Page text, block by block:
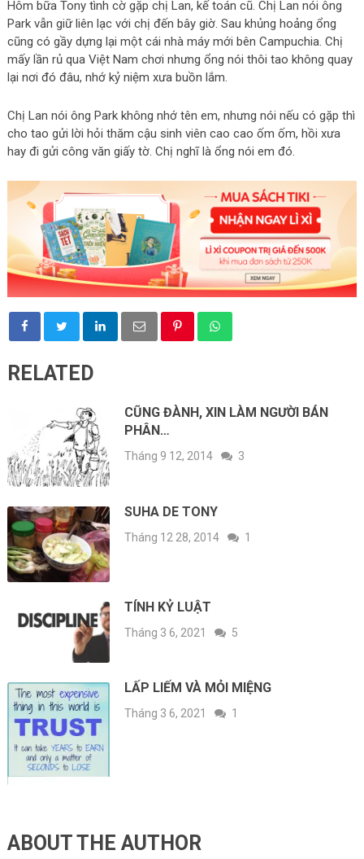
Hôm bữa Tony tình cờ gặp chị Lan, kế toán cũ. Chị Lan nói ông
Park vẫn giữ liên lạc với chị đến bây giờ. Sau khủng hoảng ổng
cũng có gầy dựng lại một cái nhà máy mới bên Campuchia. Chị
mấy lần rủ qua Việt Nam chơi nhưng ổng nói thôi tao không quay
lại nơi đó đâu, nhớ kỷ niệm xưa buồn lắm.
Chị Lan nói ông Park không nhớ tên em, nhưng nói nếu có gặp thì
cho tao gửi lời hỏi thăm cậu sinh viên cao cao ốm ốm, hồi xưa
hay đi gửi công văn giấy tờ. Chị nghĩ là ổng nói em đó.
RELATED
CŨNG ĐÀNH, XIN LÀM NGƯỜI BÁN
PHÂN…
Tháng 9 12, 2014 3
SUHA DE TONY
Tháng 12 28, 2014 1
TÍNH KỶ LUẬT
Tháng 3 6, 2021 5
LẤP LIẾM VÀ MỎI MIỆNG
Tháng 3 6, 2021 1
ABOUT THE AUTHOR